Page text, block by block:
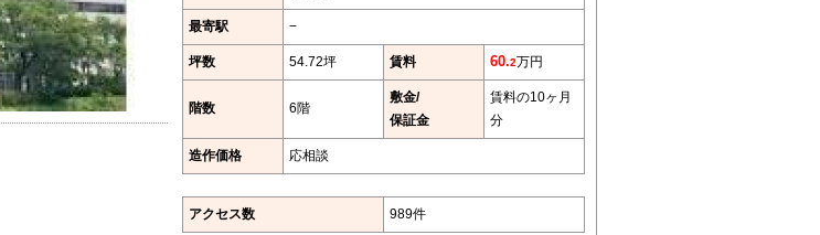
最寄駅 −
坪数 54.72坪 賃料 60.2万円
階数 6階
敷金/
保証金
賃料の10ヶ月
分
造作価格 応相談
アクセス数 989件